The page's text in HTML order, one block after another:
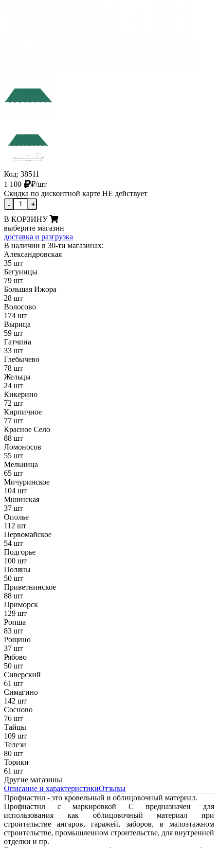
Код: 38511
1 100
₽/шт
Скидка по дисконтной карте НЕ действует
- +
В КОРЗИНУ
выберите магазин
доставка и разгрузка
В наличии в 30-ти магазинах:
Александровская
35 шт
Бегуницы
79 шт
Большая Ижора
28 шт
Волосово
174 шт
Вырица
59 шт
Гатчина
33 шт
Глебычево
78 шт
Жельцы
24 шт
Кикерино
72 шт
Кирпичное
77 шт
Красное Село
88 шт
Ломоносов
55 шт
Мельница
65 шт
Мичуринское
104 шт
Мшинская
37 шт
Ополье
112 шт
Первомайское
54 шт
Подгорье
100 шт
Поляны
50 шт
Приветнинское
88 шт
Приморск
129 шт
Ропша
83 шт
Рощино
37 шт
Рябово
50 шт
Сиверский
61 шт
Симагино
142 шт
Сосново
76 шт
Тайцы
109 шт
Телези
80 шт
Торики
61 шт
Другие магазины
Описание и характеристикиОтзывы
Профнастил - это кровельный и облицовочный материал.
Профнастил с маркировкой С предназначен для
использования как облицовочный материал при
строительстве ангаров, гаражей, заборов, в малоэтажном
строительстве, промышленном строительстве, для внутренней
отделки и пр.